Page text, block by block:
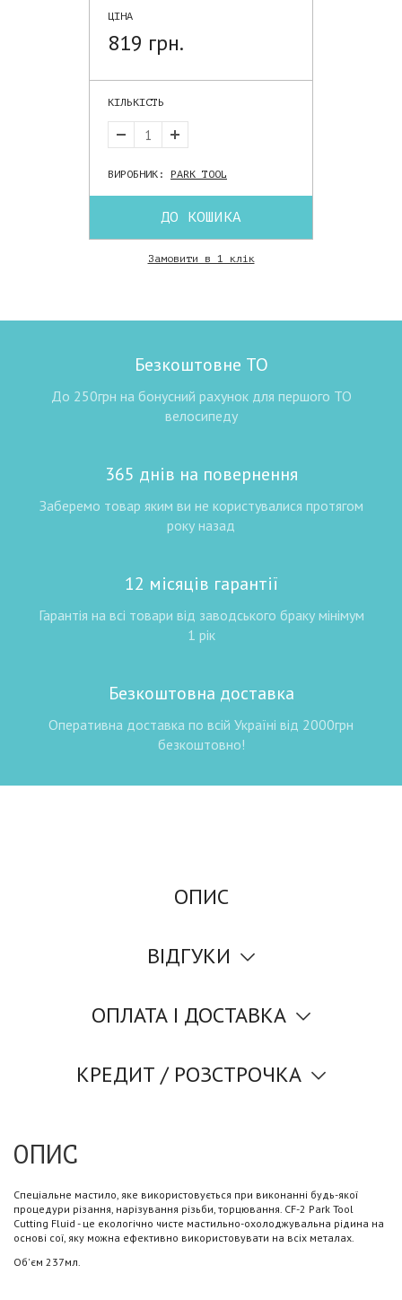
ЦІНА
819 грн.
КІЛЬКІСТЬ
ВИРОБНИК: PARK TOOL
ДО КОШИКА
Замовити в 1 клік
Безкоштовне ТО
До 250грн на бонусний рахунок для першого ТО
велосипеду
365 днів на повернення
Заберемо товар яким ви не користувалися протягом
року назад
12 місяців гарантії
Гарантія на всі товари від заводського браку мінімум
1 рік
Безкоштовна доставка
Оперативна доставка по всій Україні від 2000грн
безкоштовно!
ОПИС
ВІДГУКИ
ОПЛАТА І ДОСТАВКА
КРЕДИТ / РОЗСТРОЧКА
ОПИС
Спеціальне мастило, яке використовується при виконанні будь-якої
процедури різання, нарізування різьби, торцювання. CF-2 Park Tool
Cutting Fluid - це екологічно чисте мастильно-охолоджувальна рідина на
основі сої, яку можна ефективно використовувати на всіх металах.
Об'єм 237мл.